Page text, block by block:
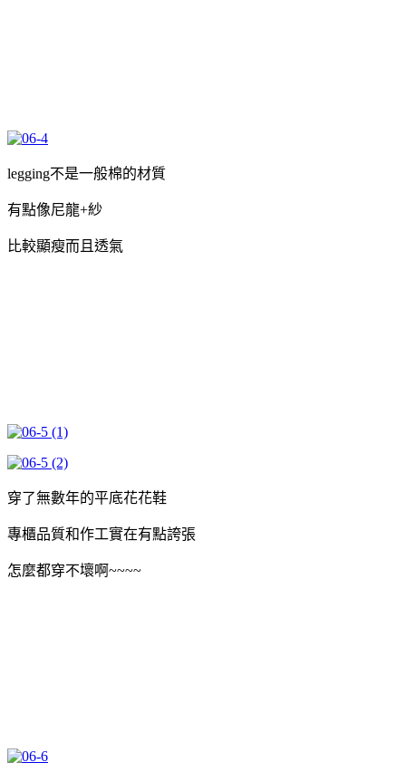
legging不是一般棉的材質
有點像尼龍+紗
比較顯瘦而且透氣
穿了無數年的平底花花鞋
專櫃品質和作工實在有點誇張
怎麼都穿不壞啊~~~~